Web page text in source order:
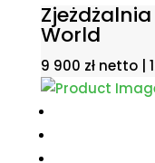
World
9 900 zł netto |